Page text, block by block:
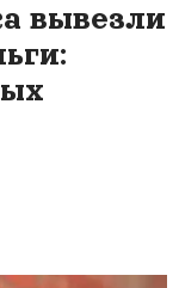
вывезли